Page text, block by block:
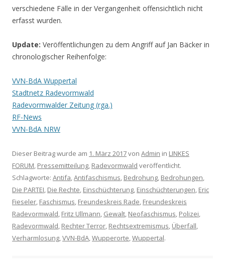
verschiedene Fälle in der Vergangenheit offensichtlich nicht
erfasst wurden.
Update: Veröffentlichungen zu dem Angriff auf Jan Bäcker in
chronologischer Reihenfolge:
VVN-BdA Wuppertal
Stadtnetz Radevormwald
Radevormwalder Zeitung (rga.)
RF-News
VVN-BdA NRW
Dieser Beitrag wurde am 1. März 2017von Admin in LINKES
FORUM, Pressemitteilung, Radevormwald veröffentlicht.
Schlagworte: Antifa,Antifaschismus, Bedrohung, Bedrohungen,
Die PARTEI, Die Rechte, Einschüchterung, Einschüchterungen, Eric
Fieseler, Faschismus, Freundeskreis Rade, Freundeskreis
Radevormwald, Fritz Ullmann, Gewalt, Neofaschismus, Polizei,
Radevormwald, Rechter Terror, Rechtsextremismus, Überfall,
Verharmlosung,VVN-BdA,Wupperorte,Wuppertal.